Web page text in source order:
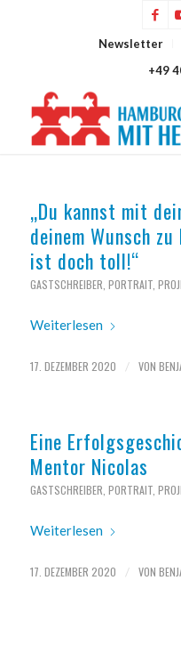
Newsletter
+49
„Du kannst mit
deinem Wunsch
ist doch toll!“
GASTSCHREIBER PORTRAIT,
Weiterlesen
17. DEZEMBER 2020 / VON
Eine
Mentor Nicolas
GASTSCHREIBER PORTRAIT,
Weiterlesen
17. DEZEMBER 2020 / VON